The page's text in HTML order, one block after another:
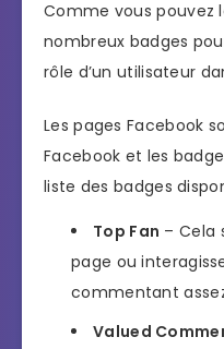
Comme vous pouvez
nombreux badges
rôle d’un utilisateur
Les pages Facebook
Facebook et les
liste des badges
Top Fan – Cela
page ou
commentant
Valued